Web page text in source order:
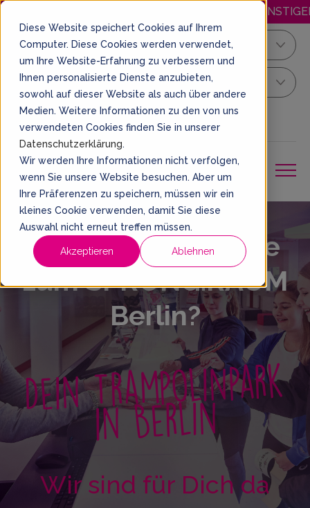
Diese Website speichert Cookies auf Ihrem
Computer. Diese Cookies werden verwendet,
um Ihre Website-Erfahrung zu verbessern und
Ihnen personalisierte Dienste anzubieten,
sowohl auf dieser Website als auch über andere
Medien. Weitere Informationen zu den von uns
verwendeten Cookies finden Sie in unserer
Datenschutzerklärung.
Wir werden Ihre Informationen nicht verfolgen,
wenn Sie unsere Website besuchen. Aber um
Ihre Präferenzen zu speichern, müssen wir ein
kleines Cookie verwenden, damit Sie diese
Auswahl nicht erneut treffen müssen.
Akzeptieren Ablehnen
HAPPY.MITTWOCH: JEDEN MITTWOCH GÜNSTIGER
Berlin
Dein Sprung Ticket
DE
Hast du eine Frage
zum SPRUNG.RAUM
Berlin?
Dein Trampolinpark
in Berlin
Wir sind für Dich da